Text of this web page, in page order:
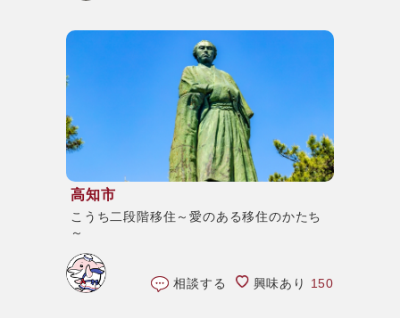
高知市
こうち二段階移住～愛のある移住のかたち
～
相談する 興味あり 150